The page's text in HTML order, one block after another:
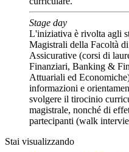
Stage day
L'iniziativa è rivolta agli
Magistrali della Facoltà
Assicurative (corsi di
Finanziari, Banking &
Attuariali ed
informazioni e
svolgere il tirocinio
magistrale, nonché di
partecipanti (walk
Stai visualizzando